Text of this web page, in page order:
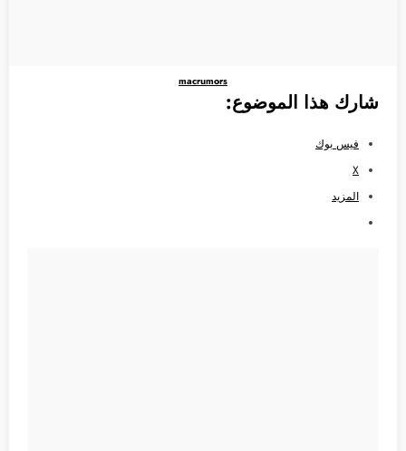
macrumors
شارك هذا الموضوع:
فيس بوك
X
المزيد